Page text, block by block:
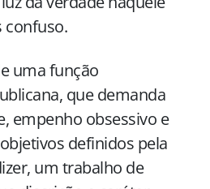
confuso.
uma função
que demanda
empenho obsessivo e
definidos pela
um trabalho de